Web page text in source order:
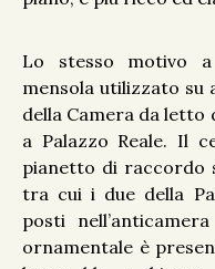
Lo stesso motivo
mensola utilizzato su
della Camera da letto
a Palazzo Reale. Il
pianetto di raccordo
tra cui i due della
posti
ornamentale è